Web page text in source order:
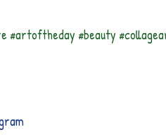
#artoftheday #beauty